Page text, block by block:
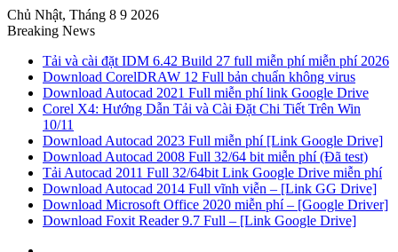
Chủ Nhật, Tháng 8 9 2026
Breaking News
Tải và cài đặt IDM 6.42 Build 27 full miễn phí miễn phí 2026
Download CorelDRAW 12 Full bản chuẩn không virus
Download Autocad 2021 Full miễn phí link Google Drive
Corel X4: Hướng Dẫn Tải và Cài Đặt Chi Tiết Trên Win
10/11
Download Autocad 2023 Full miễn phí [Link Google Drive]
Download Autocad 2008 Full 32/64 bit miễn phí (Đã test)
Tải Autocad 2011 Full 32/64bit Link Google Drive miễn phí
Download Autocad 2014 Full vĩnh viễn – [Link GG Drive]
Download Microsoft Office 2020 miễn phí – [Google Driver]
Download Foxit Reader 9.7 Full – [Link Google Drive]